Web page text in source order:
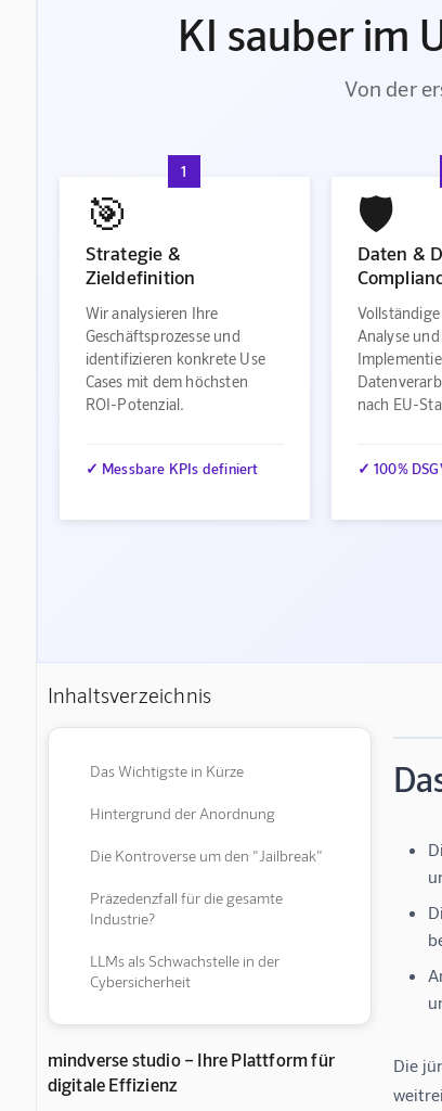
KI sauber im
Von der
1
🎯
Strategie &
Zieldefinition
Wir analysieren Ihre
Geschäftsprozesse und
identifizieren konkrete Use
Cases mit dem höchsten
ROI-Potenzial.
✓ Messbare KPIs definiert
🛡️
Daten &
Analyse und
nach EU-
✓ 100%
Inhaltsverzeichnis
Das Wichtigste in Kürze
Hintergrund der Anordnung
Die Kontroverse um den "Jailbreak"
Präzedenzfall für die gesamte
Industrie?
LLMs als Schwachstelle in der
Cybersicherheit
mindverse studio – Ihre Plattform für
digitale Effizienz
Die